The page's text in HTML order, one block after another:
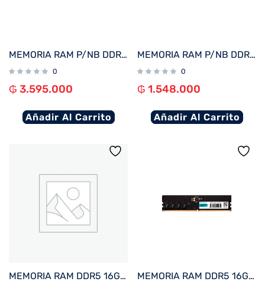
MEMORIA RAM P/NB DDR5 32GB 5200 FTX 115052
0
₲ 3.595.000
Añadir Al Carrito
MEMORIA RAM P/NB DDR5 16GB 5200 FTX 115045
0
₲ 1.548.000
Añadir Al Carrito
MEMORIA RAM DDR5 16GB 6000 FTX 115021 MEMORIA RAM DDR5 16GB 5200 FTX 114970